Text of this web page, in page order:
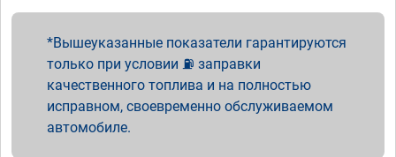
Вышеуказанные показатели гарантируются
только при условии ⛽ заправки
качественного топлива и на полностью
исправном, своевременно обслуживаемом
автомобиле.